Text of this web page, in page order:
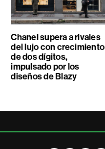
Chanel supera a rivales
del lujo con crecimiento
de dos dígitos,
impulsado por los
diseños de Blazy